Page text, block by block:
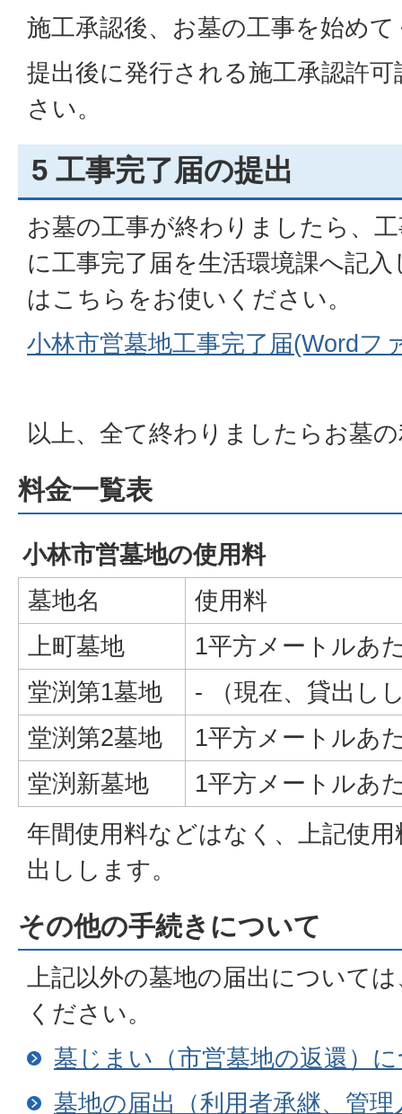
施工承認後、お墓の工事を始め
提出後に発行される施工承認許
さい。
5 工事完了届の提出
お墓の工事が終わりましたら、
に工事完了届を生活環境課へ記
はこちらをお使いください。
小林市営墓地工事完了届(Wordフ
以上、全て終わりましたらお墓
料金一覧表
小林市営墓地の使用料
墓地名
使用料
上町墓地
1平方メートルあ
堂渕第1墓地
- （現在、貸出し
堂渕第2墓地
1平方メートルあ
堂渕新墓地
1平方メートルあ
年間使用料などはなく、上記使
出しします。
その他の手続きについて
上記以外の墓地の届出について
ください。
墓じまい（市営墓地の返還）
墓地の届出（利用者承継、管